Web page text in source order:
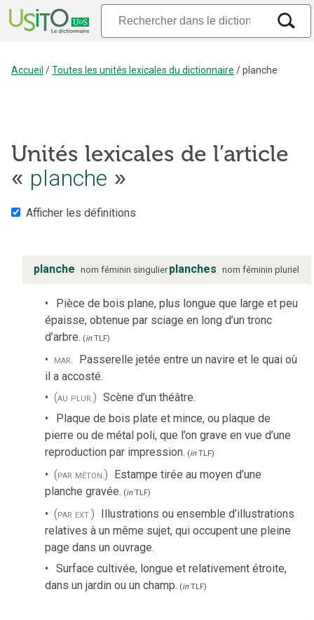
Accueil /Toutes les unités lexicales du dictionnaire /planche
Unités lexicales de l’article
« planche »
Afficher les définitions
planche nom féminin singulier planches nom féminin pluriel
Pièce de bois plane, plus longue que large et peu
épaisse, obtenue par sciage en long d’un tronc
d’arbre. (inTLF)
mar. Passerelle jetée entre un navire et le quai où
il a accosté.
(au plur.) Scène d’un théâtre.
Plaque de bois plate et mince, ou plaque de
pierre ou de métal poli, que l’on grave en vue d’une
reproduction par impression. (inTLF)
(par méton.) Estampe tirée au moyen d’une
planche gravée. (inTLF)
(par ext.) Illustrations ou ensemble d’illustrations
relatives à un même sujet, qui occupent une pleine
page dans un ouvrage.
Surface cultivée, longue et relativement étroite,
dans un jardin ou un champ. (inTLF)